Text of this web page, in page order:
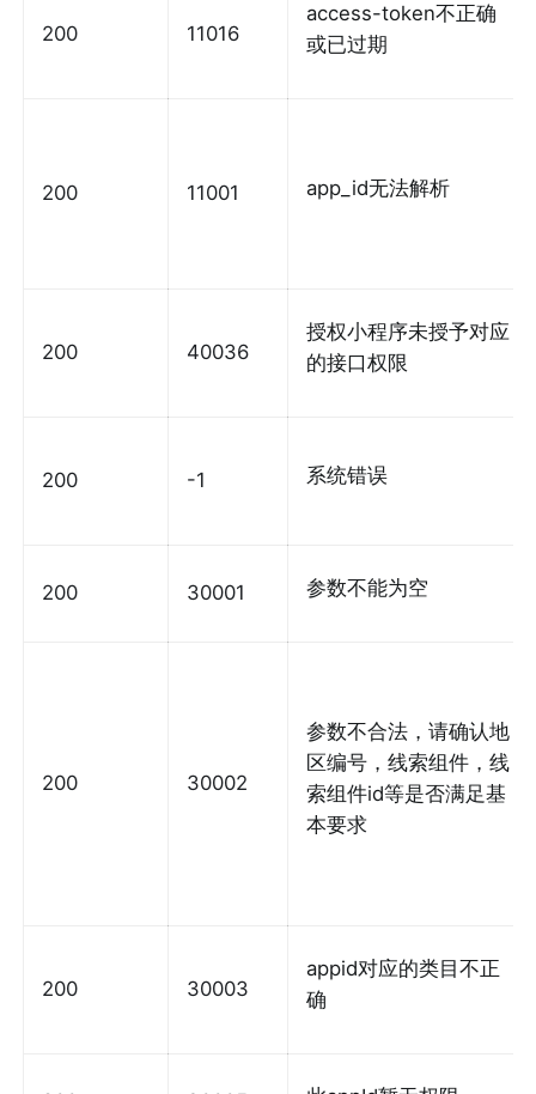
200 11016
access-token不正确
或已过期
200 11001 app_id无法解析
200 40036
授权小程序未授予对应
的接口权限
200 -1 系统错误
200 30001 参数不能为空
200 30002
参数不合法，请确认地
区编号，线索组件，线
索组件id等是否满足基
本要求
200 30003
appid对应的类目不正
确